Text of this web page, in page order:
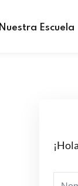
Nuestra Escuela